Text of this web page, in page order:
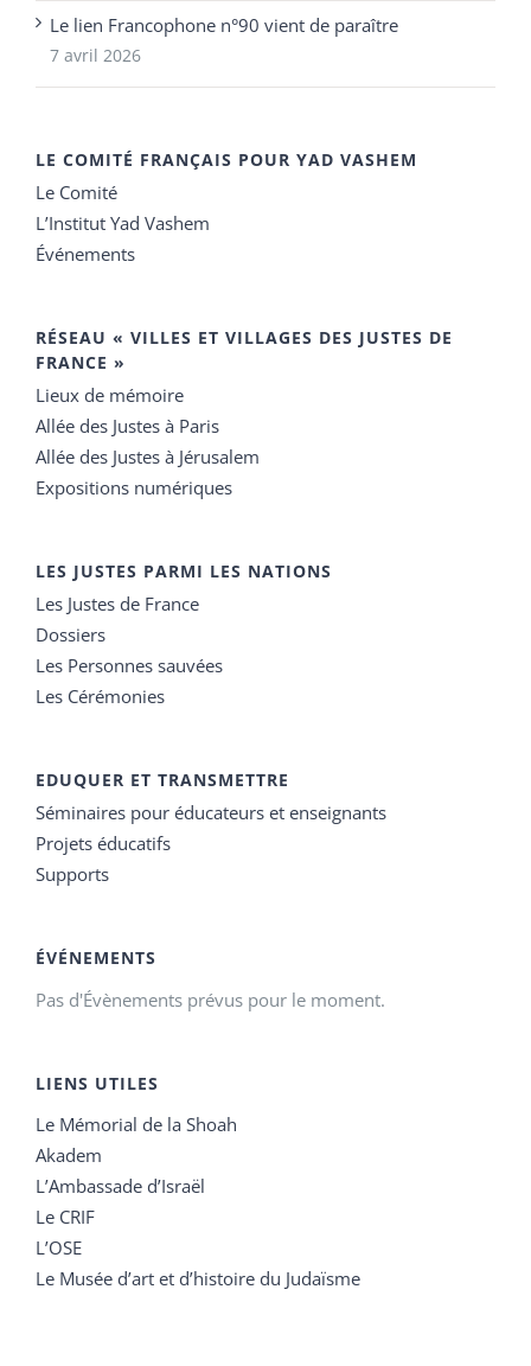
Le lien Francophone n°90 vient de paraître
7 avril 2026
LE COMITÉ FRANÇAIS POUR YAD VASHEM
Le Comité
L’Institut Yad Vashem
Événements
RÉSEAU « VILLES ET VILLAGES DES JUSTES DE
FRANCE »
Lieux de mémoire
Allée des Justes à Paris
Allée des Justes à Jérusalem
Expositions numériques
LES JUSTES PARMI LES NATIONS
Les Justes de France
Dossiers
Les Personnes sauvées
Les Cérémonies
EDUQUER ET TRANSMETTRE
Séminaires pour éducateurs et enseignants
Projets éducatifs
Supports
ÉVÉNEMENTS
Pas d'Évènements prévus pour le moment.
LIENS UTILES
Le Mémorial de la Shoah
Akadem
L’Ambassade d’Israël
Le CRIF
L’OSE
Le Musée d’art et d’histoire du Judaïsme